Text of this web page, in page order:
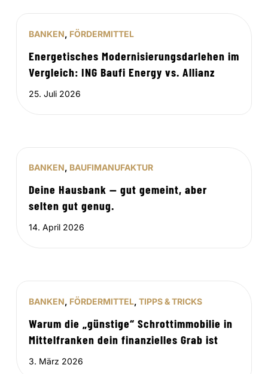
BANKEN, FÖRDERMITTEL
Energetisches Modernisierungsdarlehen im
Vergleich: ING Baufi Energy vs. Allianz
25. Juli 2026
BANKEN, BAUFIMANUFAKTUR
Deine Hausbank — gut gemeint, aber
selten gut genug.
14. April 2026
BANKEN, FÖRDERMITTEL, TIPPS & TRICKS
Warum die „günstige“ Schrottimmobilie in
Mittelfranken dein finanzielles Grab ist
3. März 2026